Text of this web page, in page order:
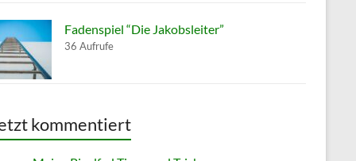
Fadenspiel “Die Jakobsleiter”
36 Aufrufe
kommentiert